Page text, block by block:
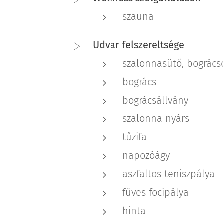
szauna
Udvar felszereltsége
szalonnasütő,
bogrács
bográcsállvány
szalonna nyárs
tűzifa
napozóágy
aszfaltos teniszpálya
füves focipálya
hinta